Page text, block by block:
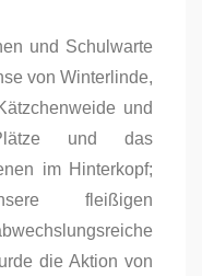
und Schulwarte
von Winterlinde,
und
und das
im Hinterkopf;
fleißigen
die Aktion von